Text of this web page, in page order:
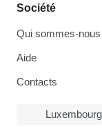
Société
Qui sommes-nous
Aide
Contacts